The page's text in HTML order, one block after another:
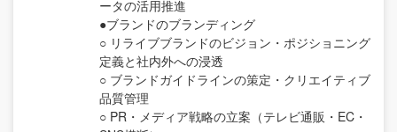
ータの活用推進
●ブランドのブランディング
○ リライブブランドのビジョン・ポジショニング
定義と社内外への浸透
○ ブランドガイドラインの策定・クリエイティブ
品質管理
○ PR・メディア戦略の立案（テレビ通販・EC・